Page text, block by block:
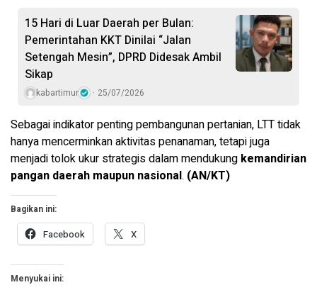
15 Hari di Luar Daerah per Bulan:
Pemerintahan KKT Dinilai “Jalan
Setengah Mesin”, DPRD Didesak Ambil
Sikap
kabartimur 25/07/2026
Sebagai indikator penting pembangunan pertanian, LTT tidak
hanya mencerminkan aktivitas penanaman, tetapi juga
menjadi tolok ukur strategis dalam mendukung kemandirian
pangan daerah maupun nasional. (AN/KT)
Bagikan ini:
Facebook X
Menyukai ini: